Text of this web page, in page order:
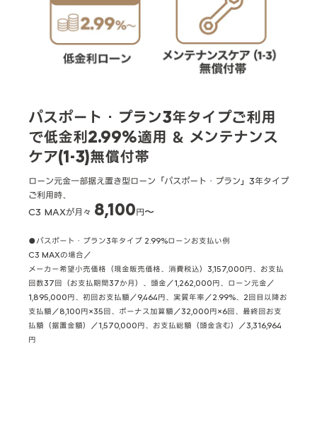
パスポート・プラン3年タイプご利用
で低金利2.99%適用 ＆ メンテナンス
ケア(1-3)無償付帯
ローン元金一部据え置き型ローン「パスポート・プラン」3年タイプ
ご利用時、
C3 MAXが月々 8,100円〜
●パスポート・プラン3年タイプ 2.99%ローンお支払い例
C3 MAXの場合／
メーカー希望小売価格（現金販売価格、消費税込）3,157,000円、お支払
回数37回（お支払期間37か月）、頭金／1,262,000円、ローン元金／
1,895,000円、初回お支払額／9,464円、実質年率／2.99%、2回目以降お
支払額／8,100円×35回、ボーナス加算額／32,000円×6回、最終回お支
払額（据置金額）／1,570,000円、お支払総額（頭金含む）／3,316,964
円